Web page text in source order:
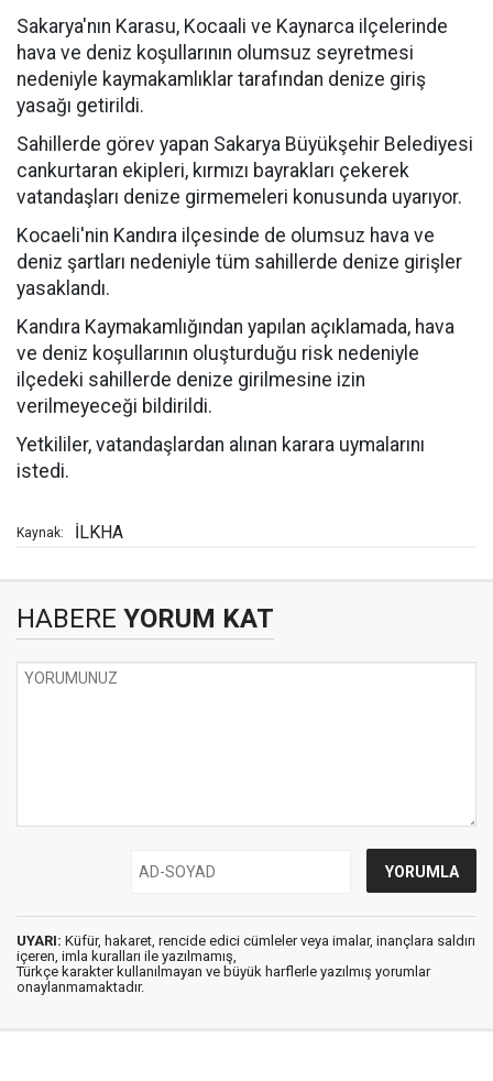
Sakarya'nın Karasu, Kocaali ve Kaynarca ilçelerinde
hava ve deniz koşullarının olumsuz seyretmesi
nedeniyle kaymakamlıklar tarafından denize giriş
yasağı getirildi.
Sahillerde görev yapan Sakarya Büyükşehir Belediyesi
cankurtaran ekipleri, kırmızı bayrakları çekerek
vatandaşları denize girmemeleri konusunda uyarıyor.
Kocaeli'nin Kandıra ilçesinde de olumsuz hava ve
deniz şartları nedeniyle tüm sahillerde denize girişler
yasaklandı.
Kandıra Kaymakamlığından yapılan açıklamada, hava
ve deniz koşullarının oluşturduğu risk nedeniyle
ilçedeki sahillerde denize girilmesine izin
verilmeyeceği bildirildi.
Yetkililer, vatandaşlardan alınan karara uymalarını
istedi.
Kaynak: İLKHA
HABERE YORUM KAT
UYARI: Küfür, hakaret, rencide edici cümleler veya imalar, inançlara saldırı
içeren, imla kuralları ile yazılmamış,
Türkçe karakter kullanılmayan ve büyük harflerle yazılmış yorumlar
onaylanmamaktadır.